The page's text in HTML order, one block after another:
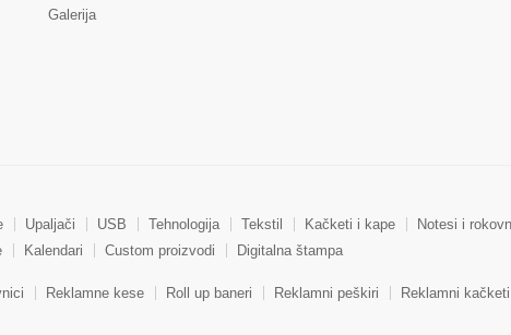
Galerija
Upaljači USB Tehnologija Tekstil Kačketi i kape Notesi i
Kalendari Custom proizvodi Digitalna štampa
Reklamne kese Roll up baneri Reklamni peškiri Reklamni kačketi